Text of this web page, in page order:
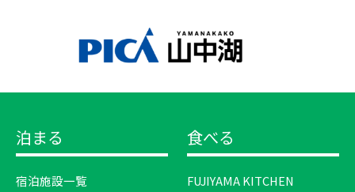
泊まる
宿泊施設一覧
食べる
FUJIYAMA KITCHEN